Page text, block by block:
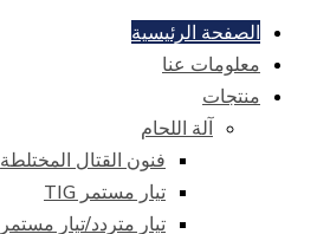
الصفحة الرئيسية
معلومات عنا
منتجات
آلة اللحام
فنون القتال المختلطة
تيار مستمر TIG
تيار متردد/تيار مستمر TIG